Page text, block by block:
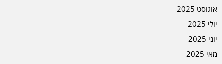
אוגוסט 2025
יולי 2025
יוני 2025
מאי 2025